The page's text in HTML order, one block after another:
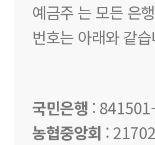
예금주 는 모든 은
번호는 아래와 같
국민은행 :
농협중앙회 :